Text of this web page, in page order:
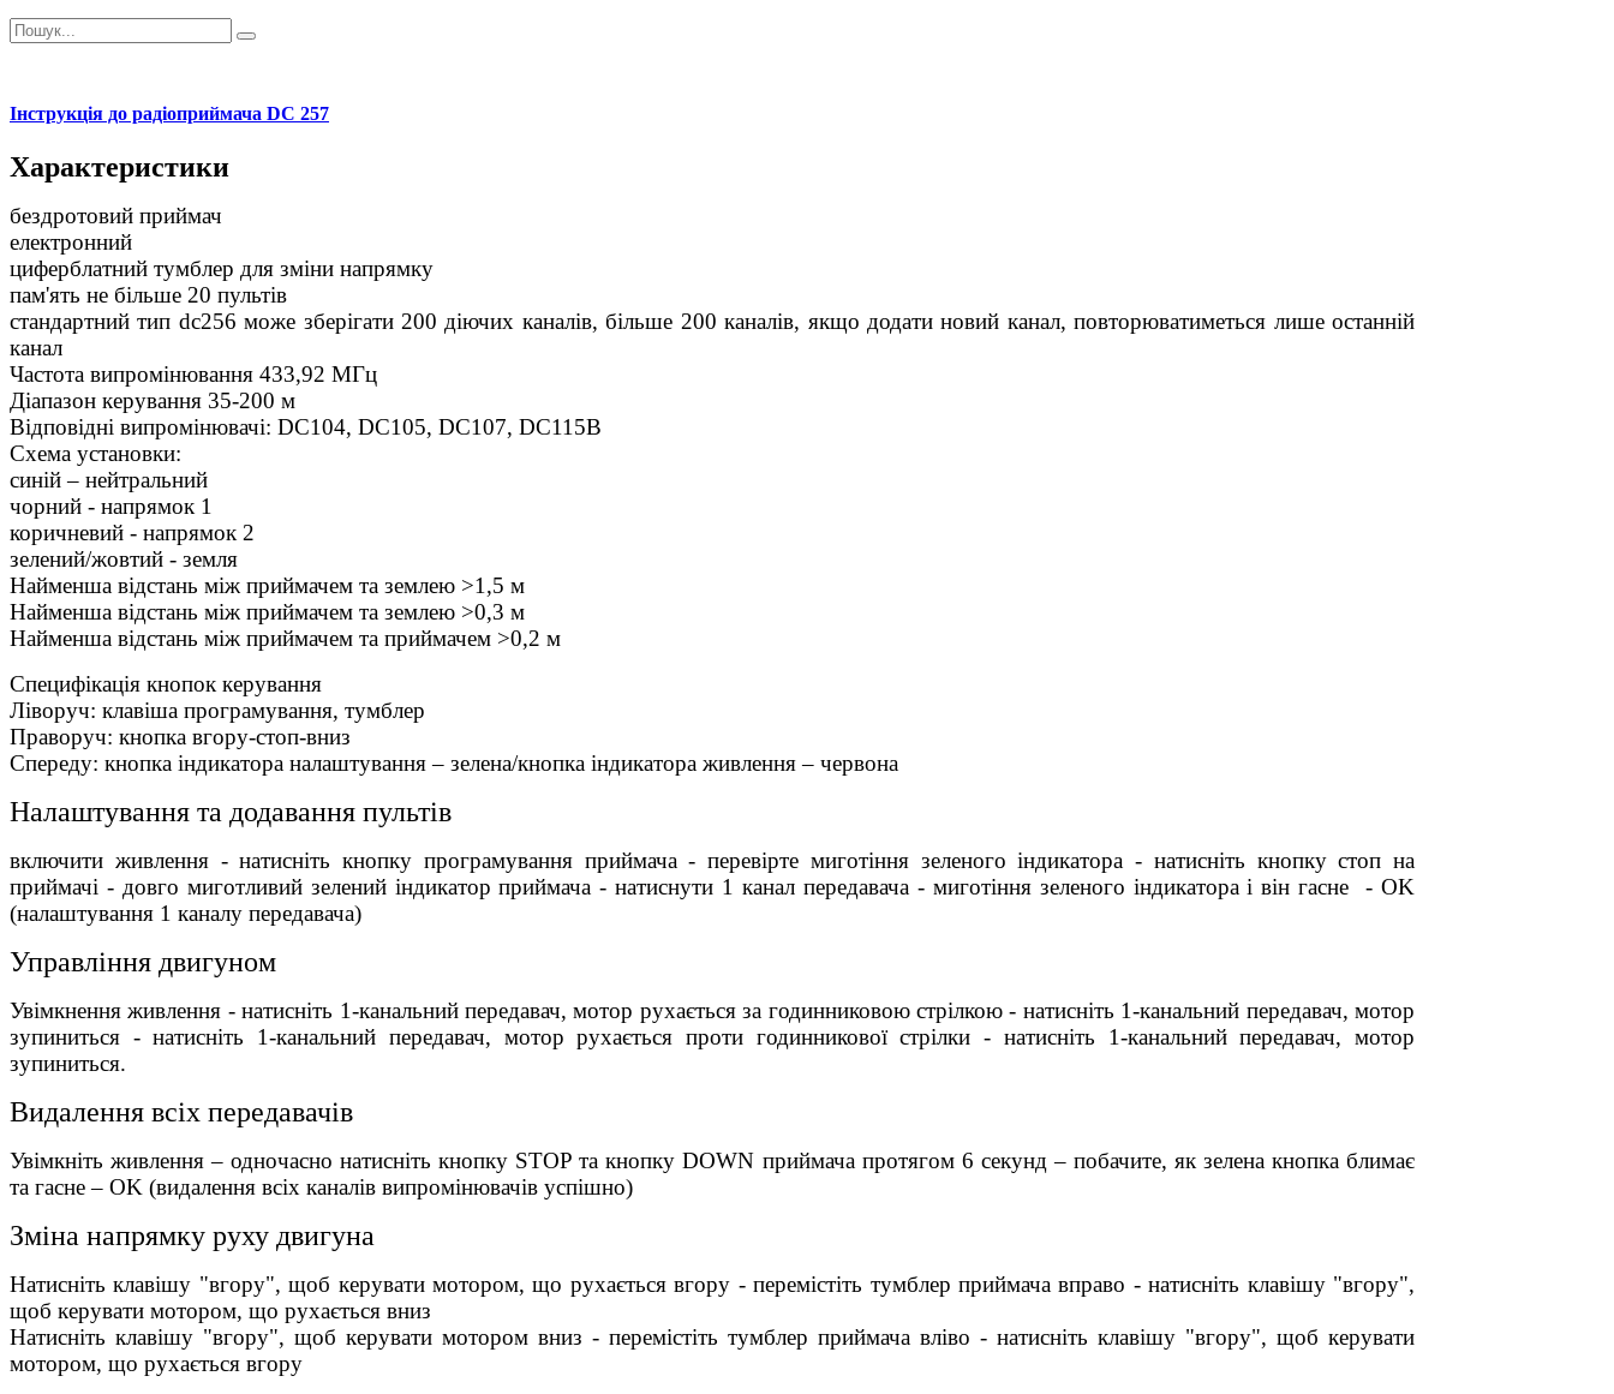
Інструкція до радіоприймача DC 257
Характеристики
бездротовий приймач
електронний
циферблатний тумблер для зміни напрямку
пам'ять не більше 20 пультів
стандартний тип dc256 може зберігати 200 діючих каналів, більше 200 каналів, якщо додати новий канал, повторюватиметься лише останній
канал
Частота випромінювання 433,92 МГц
Діапазон керування 35-200 м
Відповідні випромінювачі: DC104, DC105, DC107, DC115B
Схема установки:
синій – нейтральний
чорний - напрямок 1
коричневий - напрямок 2
зелений/жовтий - земля
Найменша відстань між приймачем та землею >1,5 м
Найменша відстань між приймачем та землею >0,3 м
Найменша відстань між приймачем та приймачем >0,2 м
Специфікація кнопок керування
Ліворуч: клавіша програмування, тумблер
Праворуч: кнопка вгору-стоп-вниз
Спереду: кнопка індикатора налаштування – зелена/кнопка індикатора живлення – червона
Налаштування та додавання пультів
включити живлення - натисніть кнопку програмування приймача - перевірте миготіння зеленого індикатора - натисніть кнопку стоп на
приймачі - довго миготливий зелений індикатор приймача - натиснути 1 канал передавача - миготіння зеленого індикатора і він гасне - OK
(налаштування 1 каналу передавача)
Управління двигуном
Увімкнення живлення - натисніть 1-канальний передавач, мотор рухається за годинниковою стрілкою - натисніть 1-канальний передавач, мотор
зупиниться - натисніть 1-канальний передавач, мотор рухається проти годинникової стрілки - натисніть 1-канальний передавач, мотор
зупиниться.
Видалення всіх передавачів
Увімкніть живлення – одночасно натисніть кнопку STOP та кнопку DOWN приймача протягом 6 секунд – побачите, як зелена кнопка блимає
та гасне – OK (видалення всіх каналів випромінювачів успішно)
Зміна напрямку руху двигуна
Натисніть клавішу "вгору", щоб керувати мотором, що рухається вгору - перемістіть тумблер приймача вправо - натисніть клавішу "вгору",
щоб керувати мотором, що рухається вниз
Натисніть клавішу "вгору", щоб керувати мотором вниз - перемістіть тумблер приймача вліво - натисніть клавішу "вгору", щоб керувати
мотором, що рухається вгору